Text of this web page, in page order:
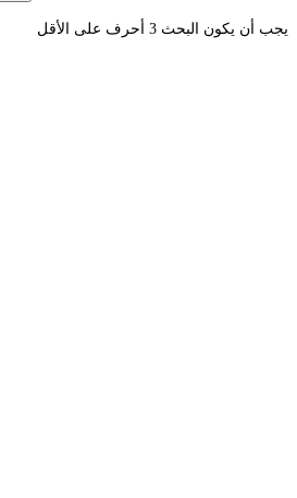
يجب أن يكون البحث 3 أحرف على الأقل